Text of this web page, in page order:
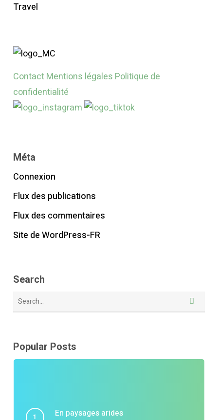
Travel
ContactMentions légales Politique de
confidentialité
Méta
Connexion
Flux des publications
Flux des commentaires
Site de WordPress-FR
Search
Popular Posts
En paysages arides